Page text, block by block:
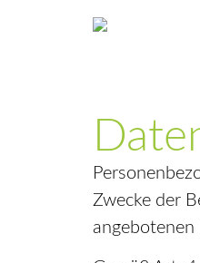
Zwecke der
angebotenen